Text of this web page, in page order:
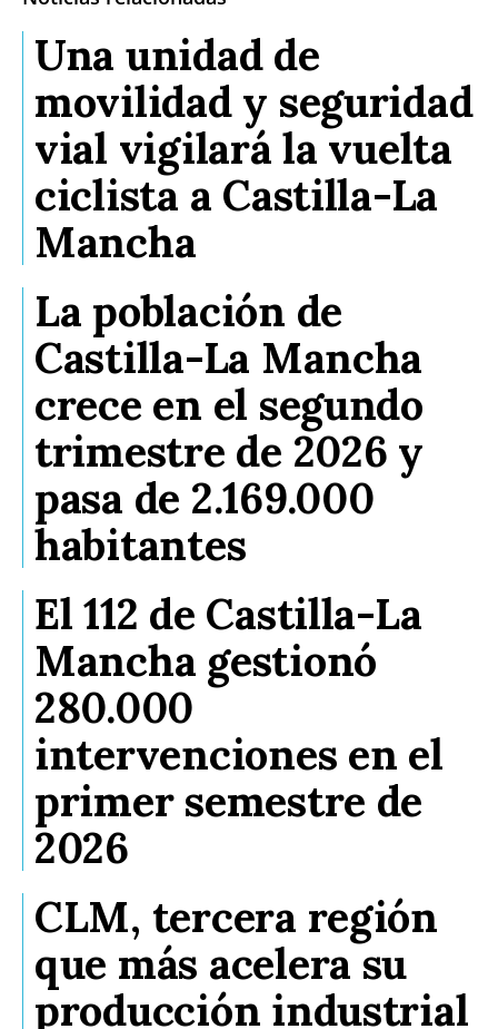
Una unidad de
movilidad y seguridad
vial vigilará la vuelta
ciclista a Castilla-La
Mancha
La población de
Castilla-La Mancha
crece en el segundo
trimestre de 2026 y
pasa de 2.169.000
habitantes
El 112 de Castilla-La
Mancha gestionó
280.000
intervenciones en el
primer semestre de
2026
CLM, tercera región
que más acelera su
producción industrial